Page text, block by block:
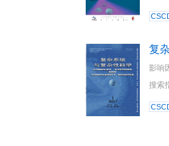
复
影响
搜索